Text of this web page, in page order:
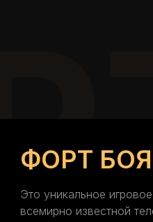
ФОРТ
Это уникальное
всемирно известной